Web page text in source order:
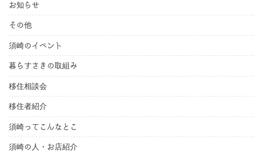
お知らせ
その他
須崎のイベント
暮らすさきの取組み
移住相談会
移住者紹介
須崎ってこんなとこ
須崎の人・お店紹介